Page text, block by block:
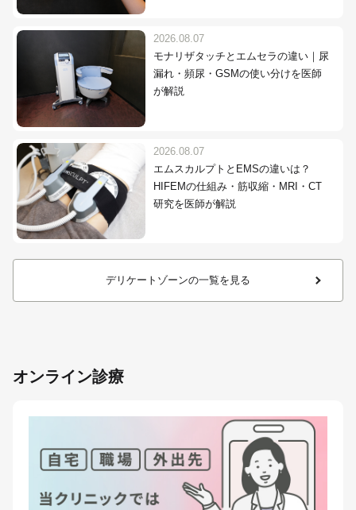
2026.08.07
モナリザタッチとエムセラの違い｜尿
漏れ・頻尿・GSMの使い分けを医師
が解説
2026.08.07
エムスカルプトとEMSの違いは？
HIFEMの仕組み・筋収縮・MRI・CT
研究を医師が解説
デリケートゾーンの一覧を見る
オンライン診療